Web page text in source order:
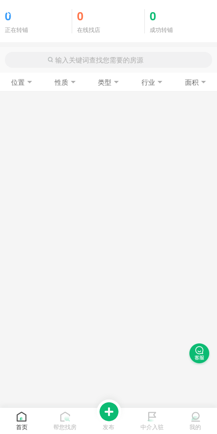
0
正在转铺
0
在线找店
0
成功转铺
位置 性质 类型 行业 面积
首页 帮您找房 发布 中介入驻 我的